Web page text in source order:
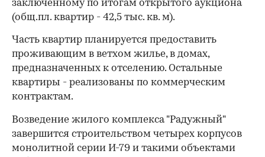
заключенному по итогам открытого аукциона
(общ.пл. квартир - 42,5 тыс. кв. м).
Часть квартир планируется предоставить
проживающим в ветхом жилье, в домах,
предназначенных к отселению. Остальные
квартиры - реализованы по коммерческим
контрактам.
Возведение жилого комплекса "Радужный"
завершится строительством четырех корпусов
монолитной серии И-79 и такими объектами